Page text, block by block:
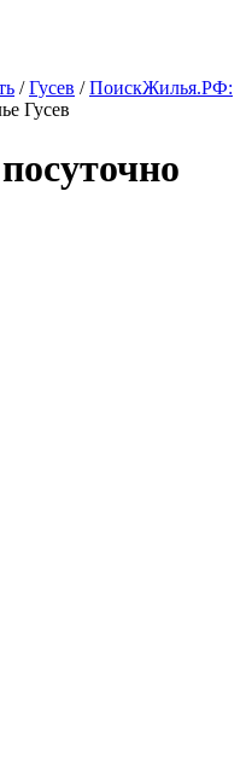
/Гусев /ПоискЖилья.РФ:
Гусев